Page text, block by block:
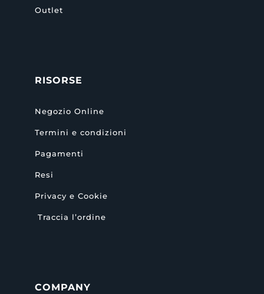
Outlet
RISORSE
Negozio Online
Termini e condizioni
Pagamenti
Resi
Privacy e Cookie
Traccia l’ordine
COMPANY